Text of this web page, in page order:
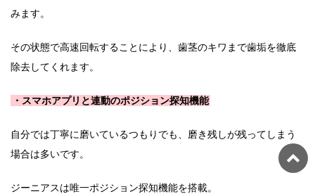
みます。
その状態で高速回転することにより、歯茎のキワまで歯垢を徹底
除去してくれます。
・スマホアプリと連動のポジション探知機能
自分では丁寧に磨いているつもりでも、磨き残しが残ってしまう
場合は多いです。
ジーニアスは唯一ポジション探知機能を搭載。